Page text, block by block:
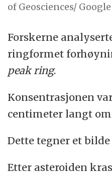
of Geosciences/
Forskerne
ringformet
peak ring.
Konsentrasjonen
centimeter langt
Dette tegner et
Etter asteroiden